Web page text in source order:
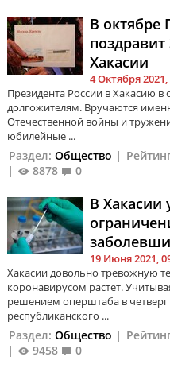
В октябре
Хакасии
4 Октября 2021,
Президента России в Хакасию в
долгожителям. Вручаются
Отечественной войны и
юбилейные ...
Раздел: Общество |
|
8878 0
В Хакасии
19 Июня 2021,
Хакасии довольно тревожную
коронавирусом растет.
решением оперштаба в
республиканского ...
Раздел: Общество |
|
9458 0